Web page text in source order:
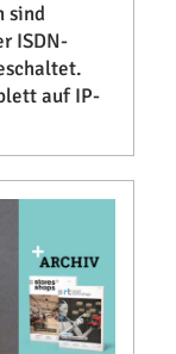
sind
ISDN-
auf IP-